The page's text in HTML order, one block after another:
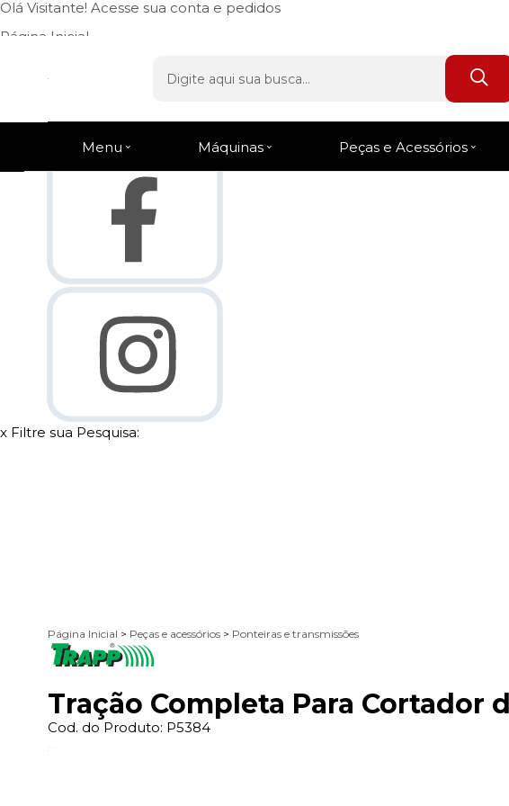
Olá Visitante! Acesse sua conta e pedidos
Página Inicial
Fale Conosco
Favoritos
x Filtre sua Pesquisa:
Menu Máquinas Peças e Acessórios
Página Inicial > Peças e acessórios > Ponteiras e transmissões
Tração Completa Para Cortador
Cod. do Produto: P5384